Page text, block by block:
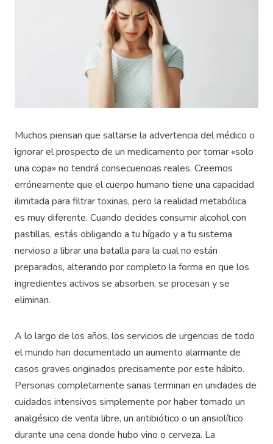
Muchos piensan que saltarse la advertencia del médico o
ignorar el prospecto de un medicamento por tomar «solo
una copa» no tendrá consecuencias reales. Creemos
erróneamente que el cuerpo humano tiene una capacidad
ilimitada para filtrar toxinas, pero la realidad metabólica
es muy diferente. Cuando decides consumir alcohol con
pastillas, estás obligando a tu hígado y a tu sistema
nervioso a librar una batalla para la cual no están
preparados, alterando por completo la forma en que los
ingredientes activos se absorben, se procesan y se
eliminan.
A lo largo de los años, los servicios de urgencias de todo
el mundo han documentado un aumento alarmante de
casos graves originados precisamente por este hábito.
Personas completamente sanas terminan en unidades de
cuidados intensivos simplemente por haber tomado un
analgésico de venta libre, un antibiótico o un ansiolítico
durante una cena donde hubo vino o cerveza. La